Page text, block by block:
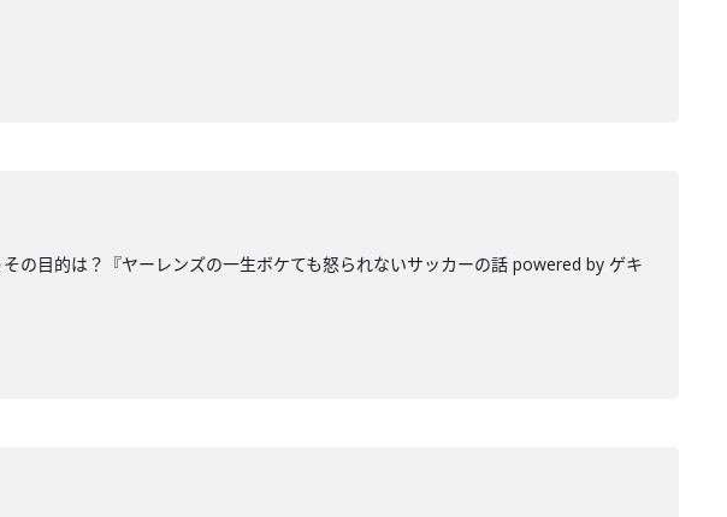
の目的は？『ヤーレンズの一生ボケても怒られないサッカーの話 powered by ゲキ